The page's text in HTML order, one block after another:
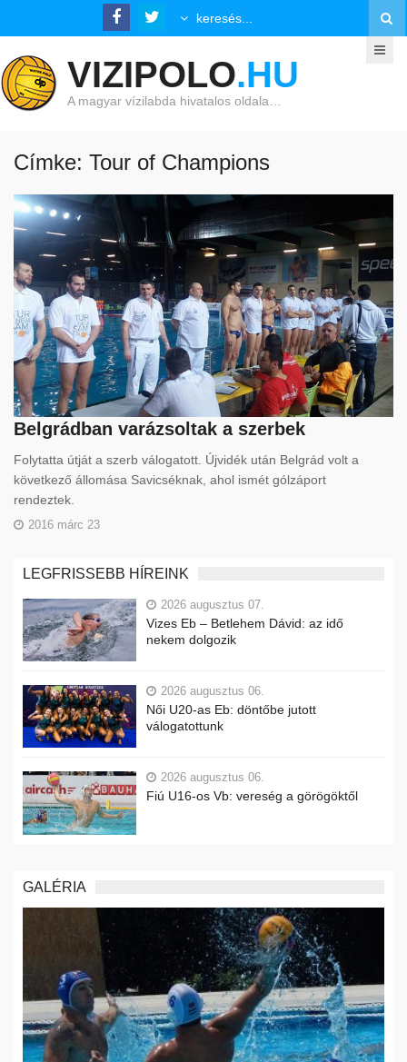
VIZIPOLO.HU
A magyar vízilabda hivatalos oldala…
Címke: Tour of Champions
Belgrádban varázsoltak a szerbek
Folytatta útját a szerb válogatott. Újvidék után Belgrád volt a
következő állomása Savicséknak, ahol ismét gólzáport
rendeztek.
2016 márc 23
LEGFRISSEBB HÍREINK
2026 augusztus 07.
Vizes Eb – Betlehem Dávid: az idő
nekem dolgozik
2026 augusztus 06.
Női U20-as Eb: döntőbe jutott
válogatottunk
2026 augusztus 06.
Fiú U16-os Vb: vereség a görögöktől
GALÉRIA